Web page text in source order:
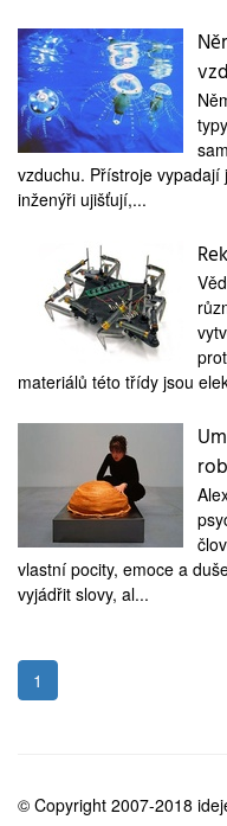
vzduchu. Přístroje vypadají
inženýři ujišťují,...
materiálů této třídy jsou
vlastní pocity, emoce a
vyjádřit slovy, al...
1
© Copyright 2007-2018